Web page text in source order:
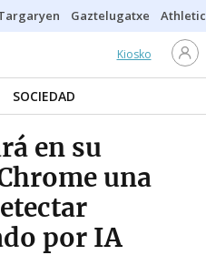
Gaztelugatxe Athletic
Kiosko
SOCIEDAD
en su
una
por IA